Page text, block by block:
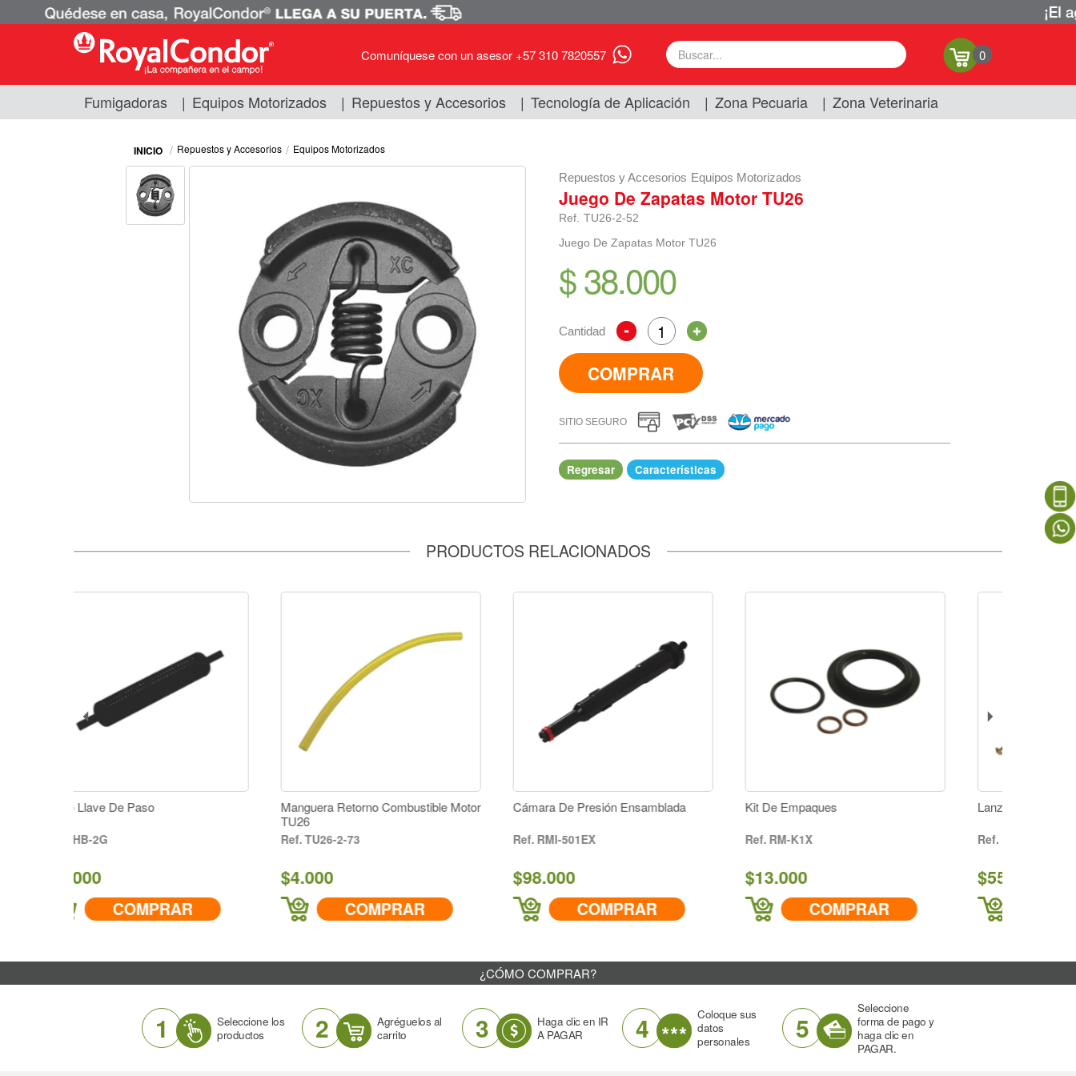
Comuníquese con un asesor +57 310 7820557 0
Fumigadoras
Respuestos y Accesorios
Tecnología de Aplicación
Fumigadoras | Equipos Motorizados | Repuestos y Accesorios | Tecnología de Aplicación | Zona Pecuaria | Zona Veterinaria
Repuestos y Accesorios Equipos Motorizados
Repuestos y Accesorios Equipos Motorizados
Juego De Zapatas Motor TU26
Ref. TU26-2-52
Juego De Zapatas Motor TU26
$ 38.000
Cantidad
COMPRAR
SITIO SEGURO
Regresar Características
IR A COMPRAR
PRODUCTOS RELACIONADOS
Manguera Retorno Combustible Motor
COMPRAR
Cámara De Presión Ensamblada
COMPRAR
Kit De Empaques
COMPRAR
Lanza En Aluminio De 1 Metro
COMPRAR
¿CÓMO COMPRAR?
1
Seleccione los
productos
2
Agréguelos al
carrito
3
Haga clic en IR
A PAGAR
4
Coloque sus
datos
personales
5
Seleccione
forma de pago y
haga clic en
PAGAR.